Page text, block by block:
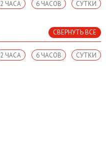
СУТКИ
6 ЧАСОВ
2 ЧАСА
СВЕРНУТЬ ВСЕ
СУТКИ
6 ЧАСОВ
2 ЧАСА